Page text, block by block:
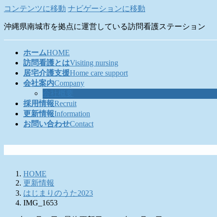
コンテンツに移動 ナビゲーションに移動
沖縄県南城市を拠点に運営している訪問看護ステーション
ホームHOME
訪問看護とはVisiting nursing
居宅介護支援Home care support
会社案内Company
採用情報Recruit
更新情報Information
お問い合わせContact
HOME
更新情報
はじまりのうた2023
IMG_1653